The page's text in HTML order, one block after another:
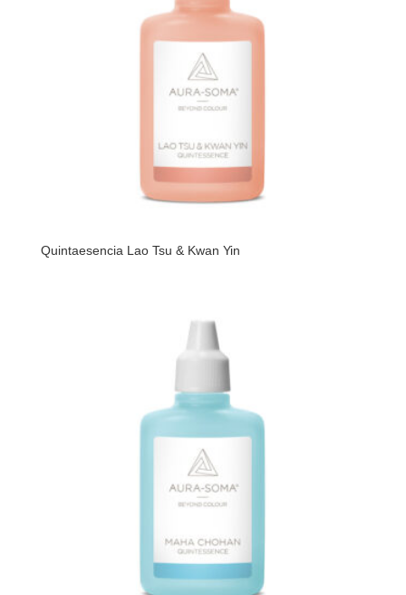
Quintaesencia Lao Tsu & Kwan Yin